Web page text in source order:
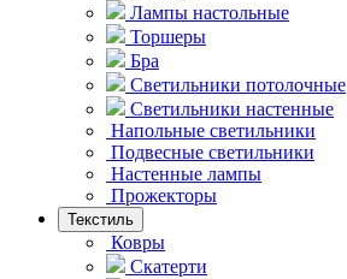
Лампы настольные
Торшеры
Бра
Светильники потолочные
Светильники настенные
Напольные светильники
Подвесные светильники
Hастенные лампы
Прожекторы
Текстиль
Ковры
Скатерти